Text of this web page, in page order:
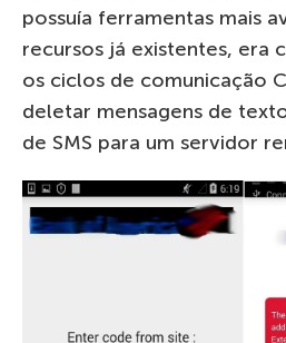
possuía ferramentas mais
recursos já existentes, era
os ciclos de comunicação
deletar mensagens de
de SMS para um servidor